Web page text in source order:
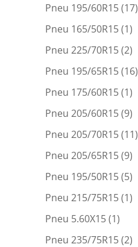
Pneu 195/60R15(17)
Pneu 165/50R15(1)
Pneu 225/70R15(2)
Pneu 195/65R15(16)
Pneu 175/60R15(1)
Pneu 205/60R15(9)
Pneu 205/70R15(11)
Pneu 205/65R15(9)
Pneu 195/50R15(5)
Pneu 215/75R15(1)
Pneu 5.60X15(1)
Pneu 235/75R15(2)